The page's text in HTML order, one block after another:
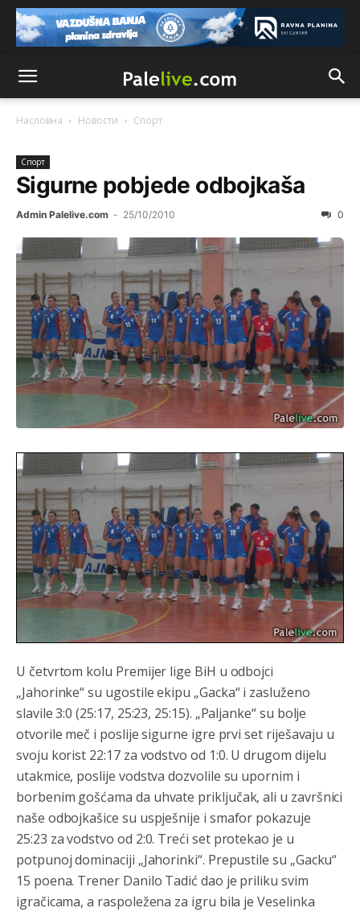
Насловна Новости Спорт
Спорт
Sigurne pobjede odbojkaša
Admin Palelive.com - 25/10/2010 0
U četvrtom kolu Premijer lige BiH u odbojci
„Jahorinke“ su ugostile ekipu „Gacka“ i zasluženo
slavile 3:0 (25:17, 25:23, 25:15). „Paljanke“ su bolje
otvorile meč i poslije sigurne igre prvi set riješavaju u
svoju korist 22:17 za vodstvo od 1:0. U drugom dijelu
utakmice, poslije vodstva dozvolile su upornim i
borbenim gošćama da uhvate priključak, ali u završnici
naše odbojkašice su uspješnije i smafor pokazuje
25:23 za vodstvo od 2:0. Treći set protekao je u
potpunoj dominaciji „Jahorinki“. Prepustile su „Gacku“
15 poena. Trener Danilo Tadić dao je priliku svim
igračicama, a raspoležena za igru bila je Veselinka